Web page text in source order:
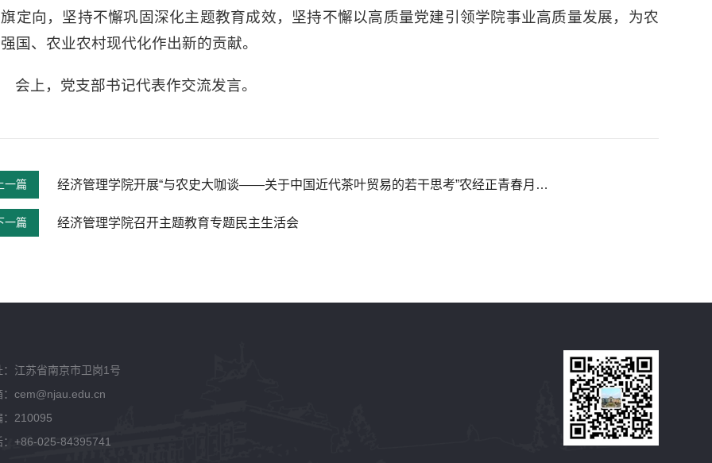
定向，坚持不懈巩固深化主题教育成效，坚持不懈以高质量党建引领学院事业高质量发展，为农
国、农业农村现代化作出新的贡献。
会上，党支部书记代表作交流发言。
一篇 经济管理学院开展“与农史大咖谈——关于中国近代茶叶贸易的若干思考”农经正青春月坛·第一期讲座
一篇 经济管理学院召开主题教育专题民主生活会
：江苏省南京市卫岗1号
：cem@njau.edu.cn
：210095
：+86-025-84395741